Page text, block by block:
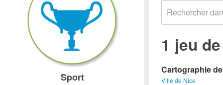
1 jeu
Cartographie
Ville de Nice
Sport